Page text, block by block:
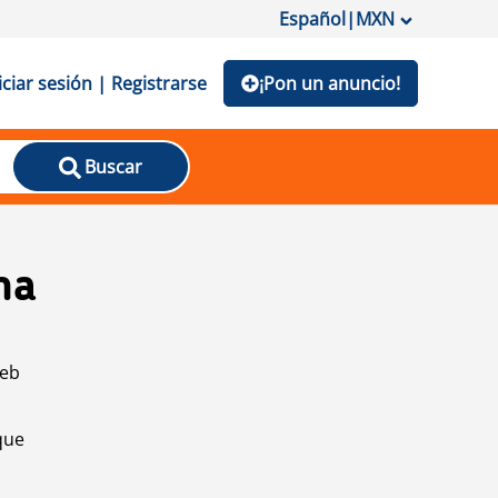
Español|MXN
sesión | Registrarse ¡Pon un anuncio!
Buscar